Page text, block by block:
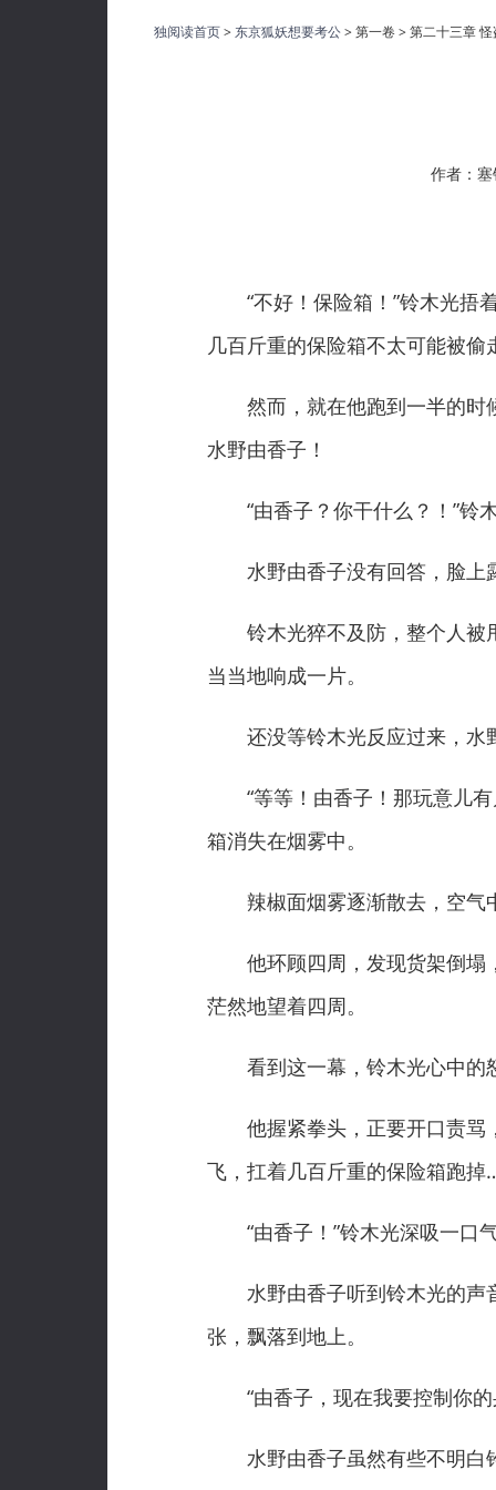
独阅读首页> 东京狐妖想要考公> 第一卷 > 第二十三章 怪
作者：
“不好！保险箱！”铃木光捂
几百斤重的保险箱不太可能被
然而，就在他跑到一半的时
水野由香子！
“由香子？你干什么？！”铃
水野由香子没有回答，脸上
铃木光猝不及防，整个人被甩
当当地响成一片。
还没等铃木光反应过来，水
“等等！由香子！那玩意儿有
箱消失在烟雾中。
辣椒面烟雾逐渐散去，空气
他环顾四周，发现货架倒塌
茫然地望着四周。
看到这一幕，铃木光心中的
他握紧拳头，正要开口责骂
飞，扛着几百斤重的保险箱跑
“由香子！”铃木光深吸一口气
水野由香子听到铃木光的声
张，飘落到地上。
“由香子，现在我要控制你的
水野由香子虽然有些不明白